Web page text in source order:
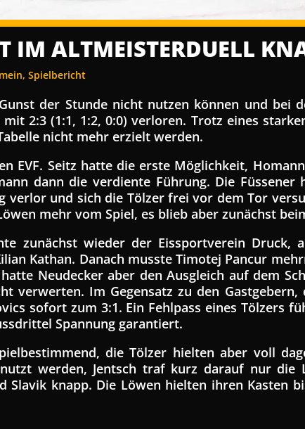
IM ALTMEISTERDUELL
, Spielbericht
der Stunde nicht nutzen können und bei
2:3 (1:1, 1:2, 0:0) verloren. Trotz eines
nicht mehr erzielt werden.
EVF. Seitz hatte die erste Möglichkeit,
dann die verdiente Führung. Die
verlor und sich die Tölzer frei vor dem Tor
mehr vom Spiel, es blieb aber zunächst
zunächst wieder der Eissportverein Druck,
Kathan. Danach musste Timotej Pancur
Neudecker aber den Ausgleich auf dem
verwerten. Im Gegensatz zu den
sofort zum 3:1. Ein Fehlpass eines Tölzers
Spannung garantiert.
die Tölzer hielten aber voll
werden, Jentsch traf kurz darauf nur die
Slavik knapp. Die Löwen hielten ihren Kasten